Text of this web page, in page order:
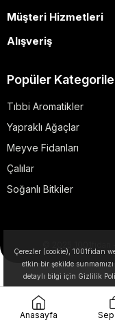
Müşteri Hizmetleri
Alışveriş
Popüler
Tıbbi Aromatikler
Yapraklı Ağaçlar
Meyve Fidanları
Çalılar
Soğanlı Bitkiler
© 2025 1001fidan
Çerezler (cookie), 1001fidan
etkin bir şekilde
detaylı bilgi için Gizlilik
Anasayfa